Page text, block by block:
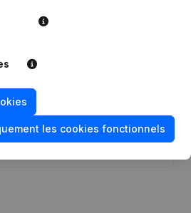
Autres Modifications, …) -
Demissions - Nominations(NL)
les cookies fonctionnels